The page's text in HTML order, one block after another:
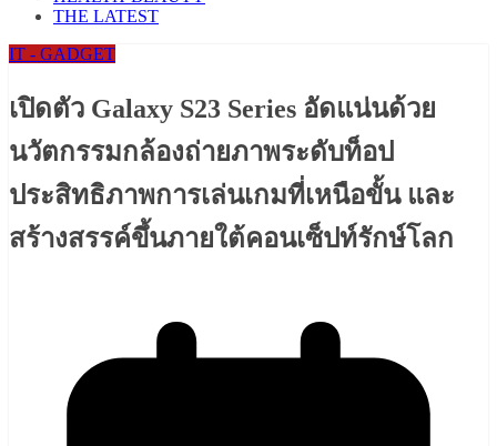
THE LATEST
IT - GADGET
เปิดตัว Galaxy S23 Series อัดแน่นด้วย
นวัตกรรมกล้องถ่ายภาพระดับท็อป
ประสิทธิภาพการเล่นเกมที่เหนือขั้น และ
สร้างสรรค์ขึ้นภายใต้คอนเซ็ปท์รักษ์โลก